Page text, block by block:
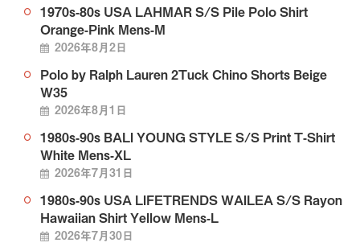
1970s-80s USA LAHMAR S/S Pile Polo Shirt
Orange-Pink Mens-M
2026年8月2日
Polo by Ralph Lauren 2Tuck Chino Shorts Beige
W35
2026年8月1日
1980s-90s BALI YOUNG STYLE S/S Print T-Shirt
White Mens-XL
2026年7月31日
1980s-90s USA LIFETRENDS WAILEA S/S Rayon
Hawaiian Shirt Yellow Mens-L
2026年7月30日